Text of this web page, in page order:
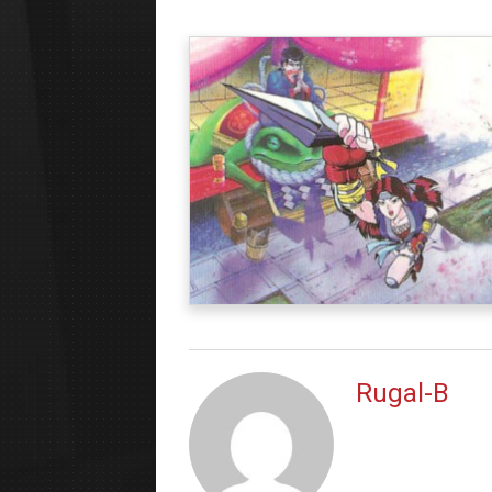
Rugal-B